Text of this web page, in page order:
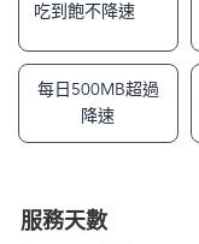
吃到飽不降速
每日500MB超過
降速
服務天數